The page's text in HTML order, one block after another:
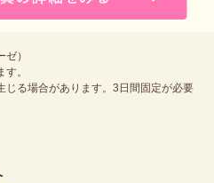
）
。
じる場合があります。3日間固定が必要